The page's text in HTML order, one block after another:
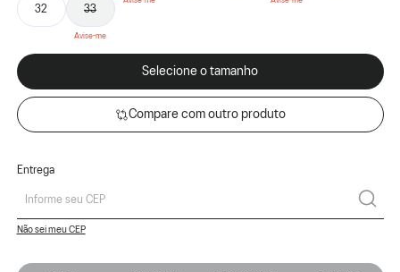
32 33
Selecione o tamanho
Compare com outro produto
Entrega
Não sei meu CEP